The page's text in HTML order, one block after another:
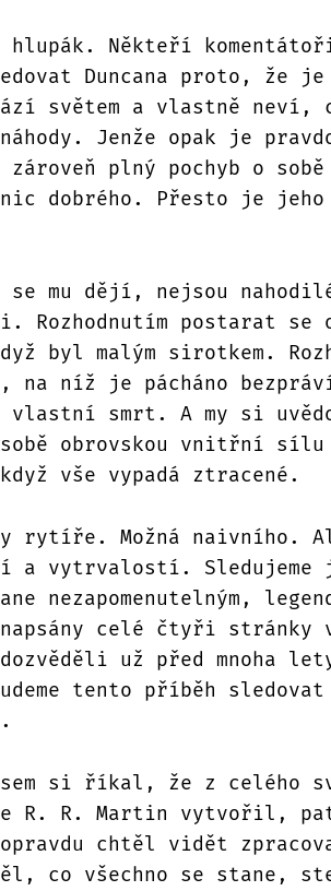
hlupák. Někteří
Duncana proto, že
světem a vlastně neví,
Jenže opak je
plný pochyb o
dobrého. Přesto je
mu dějí, nejsou
Rozhodnutím postarat
byl malým sirotkem.
na níž je pácháno
vlastní smrt. A my si
obrovskou vnitřní
vše vypadá ztracené.
rytíře. Možná naivního.
a vytrvalostí. Sledujeme
nezapomenutelným,
napsány celé čtyři
už před mnoha
tento příběh
si říkal, že z celého
R. R. Martin vytvořil,
chtěl vidět
co všechno se stane,